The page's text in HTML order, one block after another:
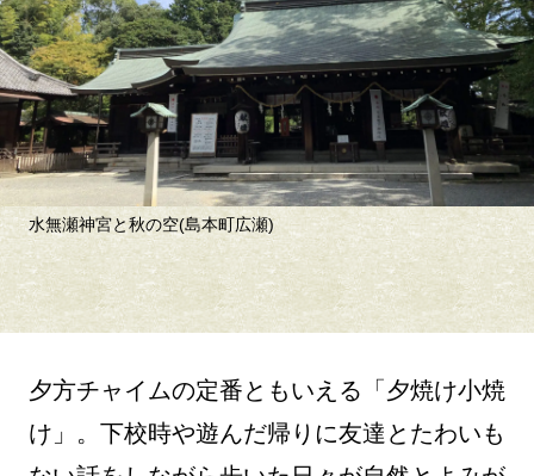
水無瀬神宮と秋の空(島本町広瀬)
夕方チャイムの定番ともいえる「夕焼け小焼
け」。下校時や遊んだ帰りに友達とたわいも